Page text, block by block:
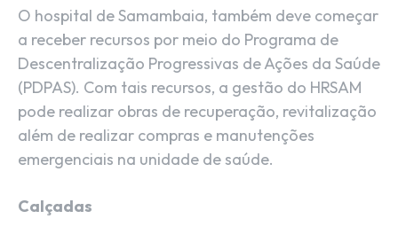
O hospital de Samambaia, também deve começar
a receber recursos por meio do Programa de
Descentralização Progressivas de Ações da Saúde
(PDPAS). Com tais recursos, a gestão do HRSAM
pode realizar obras de recuperação, revitalização
além de realizar compras e manutenções
emergenciais na unidade de saúde.
Calçadas